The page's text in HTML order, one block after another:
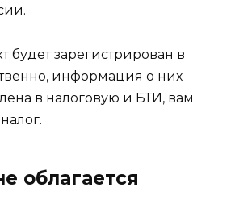
будет зарегистрирован в
информация о них
в налоговую и БТИ, вам
облагается